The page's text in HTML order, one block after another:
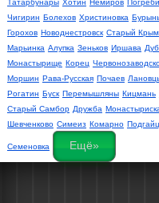
Чигирин Болехов Христиновка
Горохов Новоднестровск Старый Крым
Марьинка Алупка Зеньков Иршава
Монастырище Корец
Моршин Рава-Русская Почаев
Рогатин Буск Перемышляны Кицмань
Старый Самбор Дружба
Шевченково Симеиз Комарно
Семеновка Ещё»